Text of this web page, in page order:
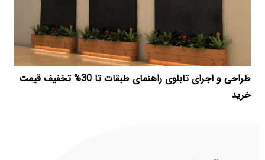
طراحی و اجرای تابلوی راهنمای طبقات تا 30% تخفیف قیمت
خرید